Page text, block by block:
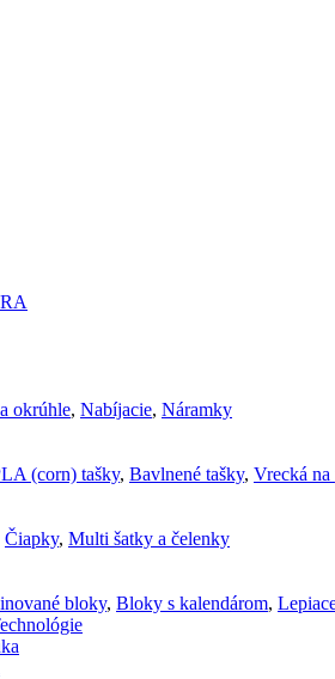
okrúhle, Nabíjacie, Náramky
(corn) tašky, Bavlnené tašky, Vrecká
Čiapky, Multi šatky a čelenky
bloky, Bloky s kalendárom,